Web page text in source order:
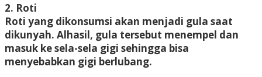
2. Roti
Roti yang dikonsumsi akan menjadi gula saat
dikunyah. Alhasil, gula tersebut menempel dan
masuk ke sela-sela gigi sehingga bisa
menyebabkan gigi berlubang.